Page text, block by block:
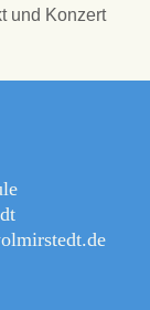
und Konzert